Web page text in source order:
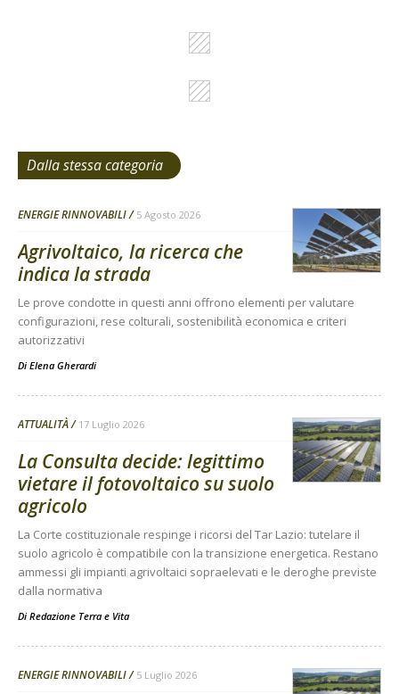
Dalla stessa categoria
ENERGIE RINNOVABILI 5 Agosto 2026
Agrivoltaico, la ricerca che
indica la strada
Le prove condotte in questi anni offrono elementi per valutare
configurazioni, rese colturali, sostenibilità economica e criteri
autorizzativi
Di Elena Gherardi
ATTUALITÀ 17 Luglio 2026
La Consulta decide: legittimo
vietare il fotovoltaico su suolo
agricolo
La Corte costituzionale respinge i ricorsi del Tar Lazio: tutelare il
suolo agricolo è compatibile con la transizione energetica. Restano
ammessi gli impianti agrivoltaici sopraelevati e le deroghe previste
dalla normativa
Di Redazione Terra e Vita
ENERGIE RINNOVABILI 5 Luglio 2026